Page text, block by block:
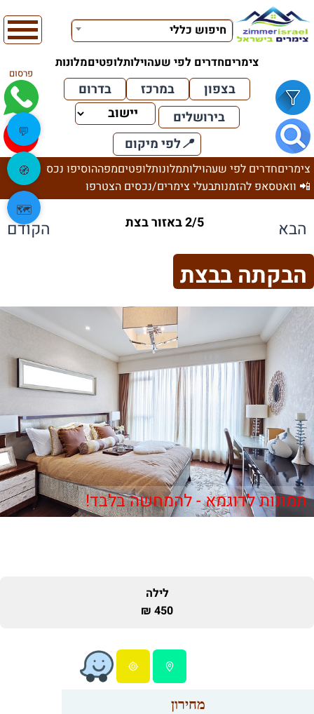
חיפוש כללי
צימריםחדרים לפי שעהוילותלופטיםמלונות
פרסום
בצפון במרכז
בדרום
בירושלים
📍לפי מיקום
צימריםחדרים לפי שעהוילותמלונותלופטיםמפההוסיפו נכס
📲 וואטסאפ להזמנותבעלי צימרים/נכסים הצטרפו
הבא 2/5 באזור בצת הקודם
הבקתה בבצת
תמונות לדוגמא - להמחשה בלבד!
לילה
450 ₪
מחירון
💬
🧭
🗺️